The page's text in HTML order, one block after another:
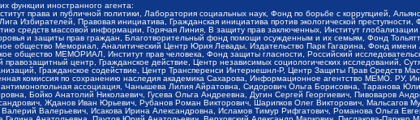
функции иностранного агента:
права и публичной политики, Лаборатория социальных наук, Фонд по борьбе с коррупцией,
Избирателей, Правовая инициатива, Гражданская инициатива против экологической
средств массовой информации, Горячая Линия, В защиту прав заключенных, Институт
и защиты прав граждан, Благотворительный фонд помощи осужденным и их семьям, Фонд
общество Мемориал, Аналитический Центр Юрия Левады, Издательство Парк Гагарина, Фонд
общество МЕМОРИАЛ, Институт прав человека, Фонд защиты гласности, Российский
правозащитный центр, Гражданское действие, Центр независимых социологических
Гражданское содействие, Центр Трансперенси Интернешнл-Р, Центр Защиты Прав Средств
комиссия по сохранению наследия академика Сахарова, Информационное агентство МЕМО. РУ,
ассоциация, Чанышева Лилия Айратовна, Сидорович Ольга Борисовна, Таранова
Бойко Анатолий Николаевич, Гусева Ольга Андреевна, Дугин Сергей Георгиевич, Пивоваров
Жданов Иван Юрьевич, Рубанов Роман Викторович, Шарипков Олег Викторович,
Валерьевич, Исакова Ирина Александровна, Исламов Тимур Рифгатович, Романова Ольга